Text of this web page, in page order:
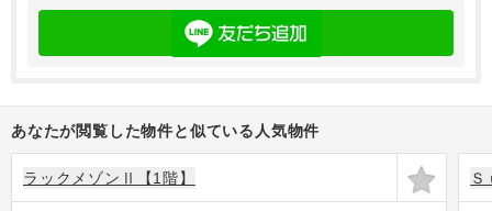
あなたが閲覧した物件と似ている人気物件
ラックメゾンⅡ【1階】